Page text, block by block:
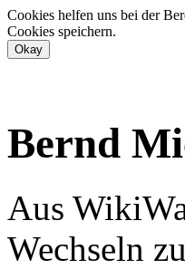
Cookies helfen uns bei der
Cookies speichern.
Bernd
Aus
Wechseln